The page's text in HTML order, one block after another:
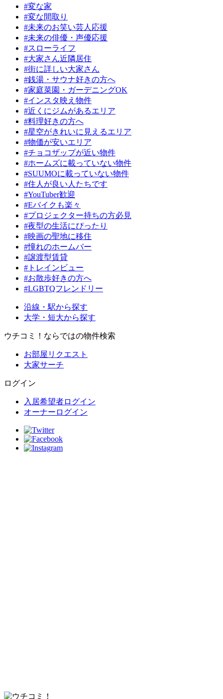
#変な家
#変な間取り
#未来のお笑い芸人応援
#未来の俳優・声優応援
#スローライフ
#大家さん近隣居住
#街に詳しい大家さん
#銭湯・サウナ好きの方へ
#家庭菜園・ガーデニングOK
#インスタ映え物件
#近くにジムがあるエリア
#料理好きの方へ
#星空がきれいに見えるエリア
#物価が安いエリア
#チョコザップが近い物件
#ホームズに載っていない物件
#SUUMOに載っていない物件
#住人が良い人たちです
#YouTuber歓迎
#Eバイクも楽々
#プロジェクター持ちの方必見
#夜型の生活にぴったり
#映画の聖地に移住
#憧れのホームバー
#譲渡型賃貸
#トレインビュー
#お散歩好きの方へ
#LGBTQフレンドリー
沿線・駅から探す
大学・短大から探す
ウチコミ！ならではの物件検索
お部屋リクエスト
大家サーチ
ログイン
入居希望者ログイン
オーナーログイン